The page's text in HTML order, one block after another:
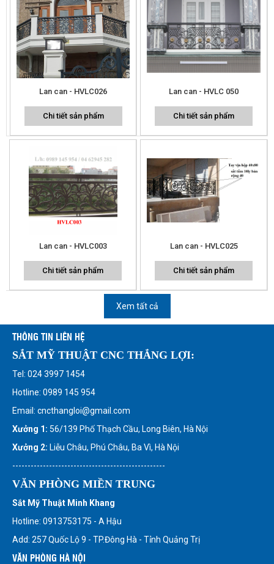
Lan can - HVLC026
Chi tiết sản phẩm
Lan can - HVLC 050
Chi tiết sản phẩm
Lan can - HVLC003
Chi tiết sản phẩm
Lan can - HVLC025
Chi tiết sản phẩm
Xem tất cả
THÔNG TIN LIÊN HỆ
SẮT MỸ THUẬT CNC THẮNG LỢI:
Tel: 024 3997 1454
Hotline: 0989 145 954
Email: cncthangloi@gmail.com
Xưởng 1: 56/139 Phố Thạch Cầu, Long Biên, Hà Nội
Xưởng 2: Liễu Châu, Phú Châu, Ba Vì, Hà Nội
--------------------------------------------------
VĂN PHÒNG MIỀN TRUNG
Sắt Mỹ Thuật Minh Khang
Hotline: 0913753175 - A Hậu
Add: 257 Quốc Lộ 9 - TP.Đông Hà - Tỉnh Quảng Trị
VĂN PHÒNG HÀ NỘI